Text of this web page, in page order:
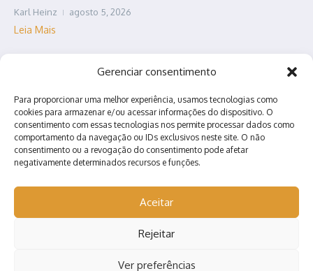
Gerenciar consentimento
Para proporcionar uma melhor experiência, usamos tecnologias como
cookies para armazenar e/ou acessar informações do dispositivo. O
consentimento com essas tecnologias nos permite processar dados como
comportamento da navegação ou IDs exclusivos neste site. O não
consentimento ou a revogação do consentimento pode afetar
negativamente determinados recursos e funções.
Aceitar
Rejeitar
Ver preferências
Karl Heinz agosto 5, 2026
Leia Mais
ContatoQuem somos?Anuncie conosco!
Copyright © 2026 Nerd Arretado | Desenvolvido por